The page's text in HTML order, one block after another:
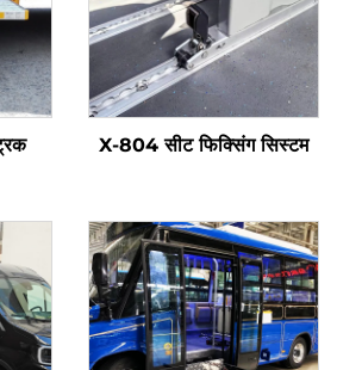
X-804 सीट फिक्सिंग सिस्टम